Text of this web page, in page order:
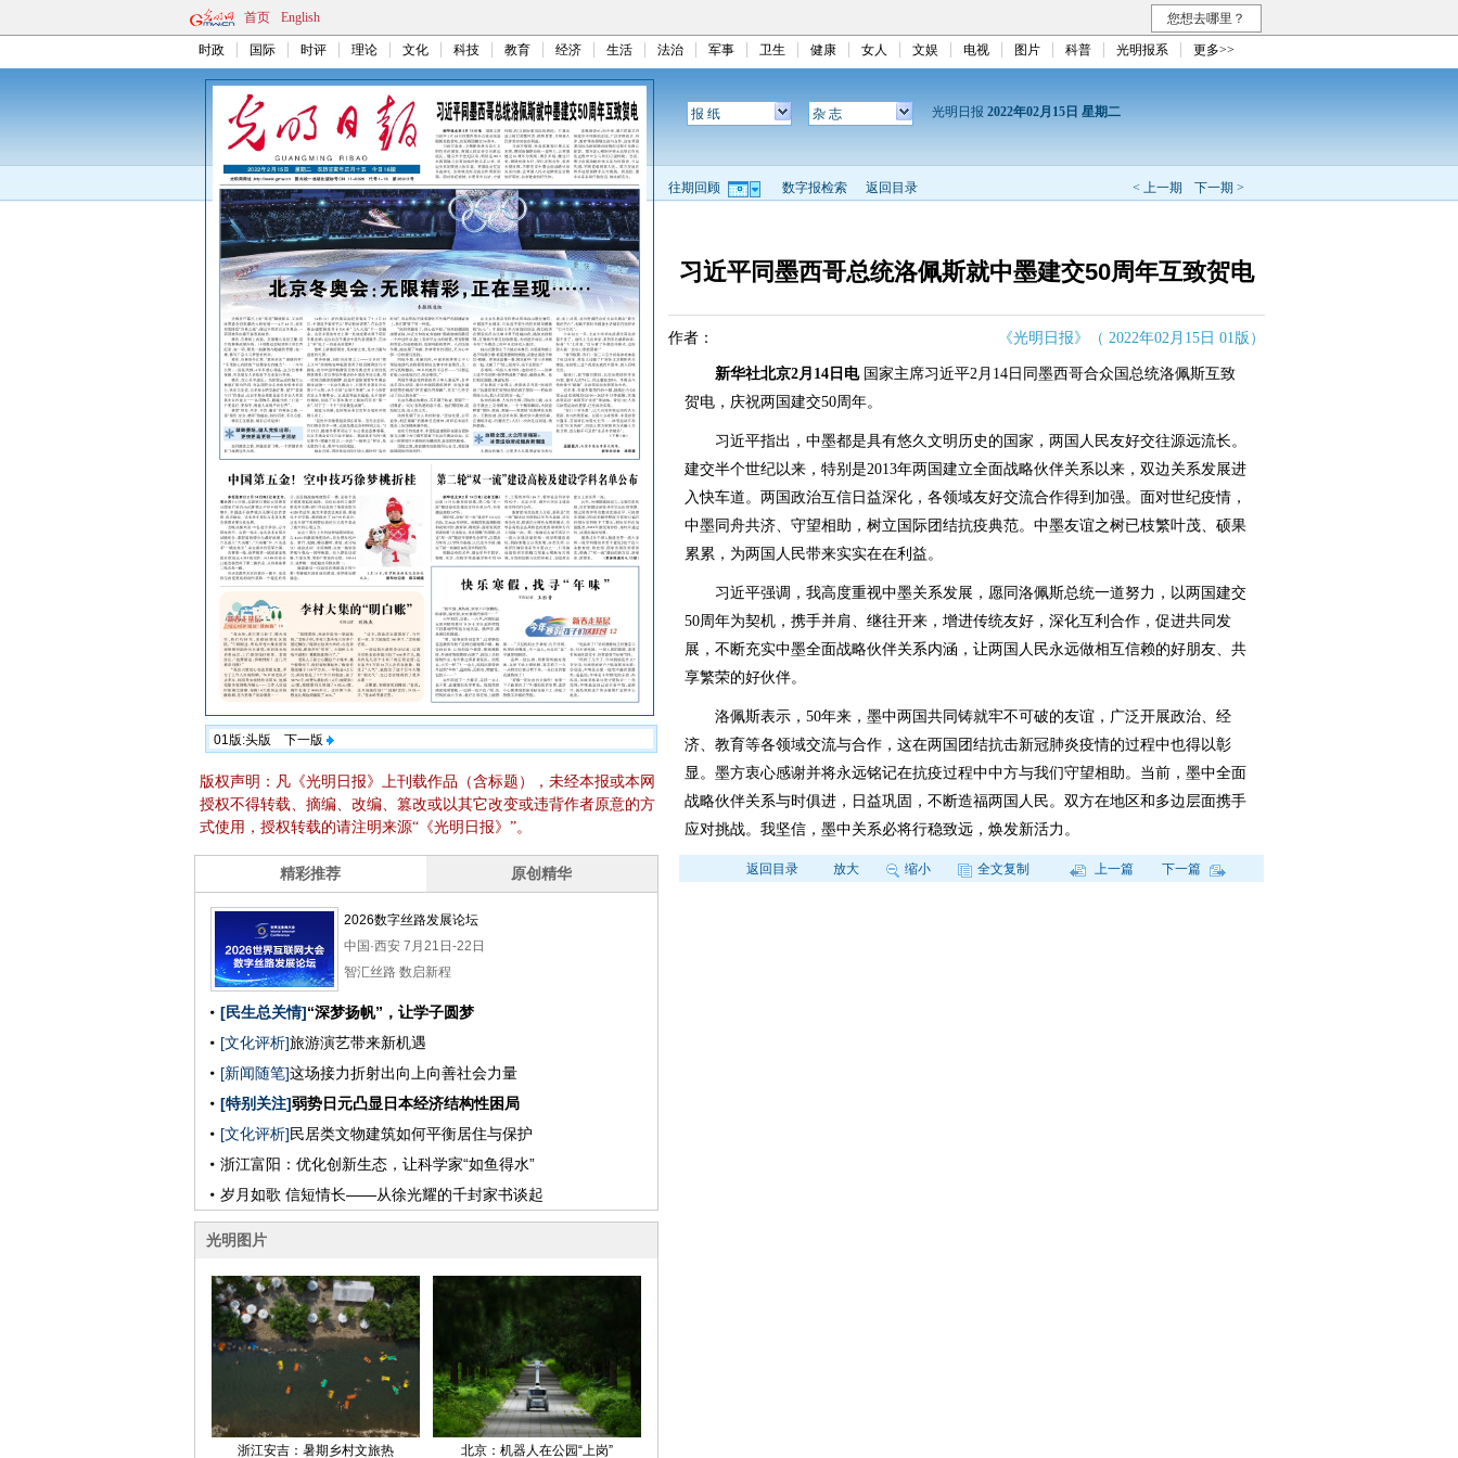
首页 English 您想去哪里？
时政 国际 时评 理论 文化 科技 教育 经济 生活 法治 军事 卫生 健康 女人 文娱 电视 图片 科普 光明报系 更多>>
01版:头版 下一版
版权声明：凡《光明日报》上刊载作品（含标题），未经本报或本网
授权不得转载、摘编、改编、篡改或以其它改变或违背作者原意的方
式使用，授权转载的请注明来源“《光明日报》”。
报 纸 杂 志 光明日报 2022年02月15日 星期二
< 上一期 下一期 >
往期回顾 数字报检索 返回目录
习近平同墨西哥总统洛佩斯就中墨建交50周年互致贺电
作者： 《光明日报》（ 2022年02月15日 01版）
新华社北京2月14日电国家主席习近平2月14日同墨西哥合众国总统洛佩斯互致
贺电，庆祝两国建交50周年。
习近平指出，中墨都是具有悠久文明历史的国家，两国人民友好交往源远流长。
建交半个世纪以来，特别是2013年两国建立全面战略伙伴关系以来，双边关系发展进
入快车道。两国政治互信日益深化，各领域友好交流合作得到加强。面对世纪疫情，
中墨同舟共济、守望相助，树立国际团结抗疫典范。中墨友谊之树已枝繁叶茂、硕果
累累，为两国人民带来实实在在利益。
习近平强调，我高度重视中墨关系发展，愿同洛佩斯总统一道努力，以两国建交
50周年为契机，携手并肩、继往开来，增进传统友好，深化互利合作，促进共同发
展，不断充实中墨全面战略伙伴关系内涵，让两国人民永远做相互信赖的好朋友、共
享繁荣的好伙伴。
洛佩斯表示，50年来，墨中两国共同铸就牢不可破的友谊，广泛开展政治、经
济、教育等各领域交流与合作，这在两国团结抗击新冠肺炎疫情的过程中也得以彰
显。墨方衷心感谢并将永远铭记在抗疫过程中中方与我们守望相助。当前，墨中全面
战略伙伴关系与时俱进，日益巩固，不断造福两国人民。双方在地区和多边层面携手
应对挑战。我坚信，墨中关系必将行稳致远，焕发新活力。
返回目录 放大 缩小 全文复制 上一篇 下一篇